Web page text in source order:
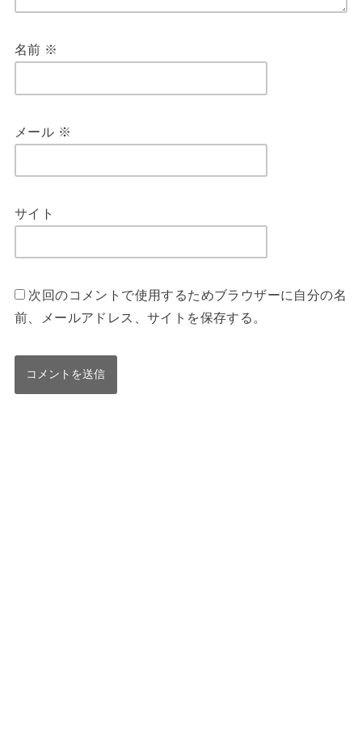
名前 ※
メール ※
サイト
次回のコメントで使用するためブラウザーに自分の名
前、メールアドレス、サイトを保存する。